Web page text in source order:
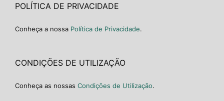
POLÍTICA DE PRIVACIDADE
Conheça a nossa Política de Privacidade.
CONDIÇÕES DE UTILIZAÇÃO
Conheça as nossas Condições de Utilização.